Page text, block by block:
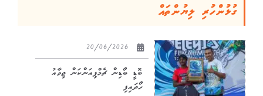
ގުޅުންހުރި ލިޔުންތައް
ބޮޑީ ބޯޑިން ޗެމްޕިއަންކަން ޖިވާއު
ހޯދައިފި